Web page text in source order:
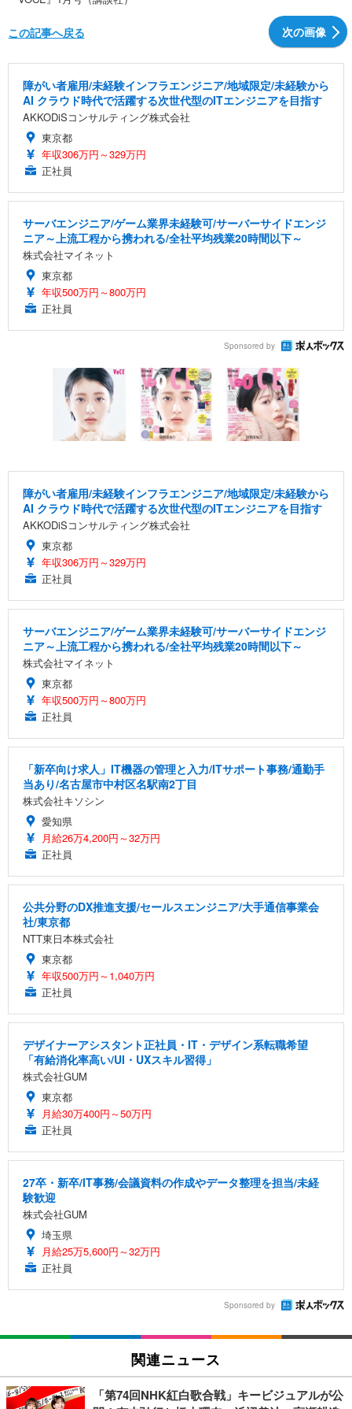
次の画像
この記事へ戻る
障がい者雇用/未経験インフラエンジニア/地域限定/未経験から
AI クラウド時代で活躍する次世代型のITエンジニアを目指す
AKKODiSコンサルティング株式会社
東京都
年収306万円～329万円
正社員
サーバエンジニア/ゲーム業界未経験可/サーバーサイドエンジ
ニア～上流工程から携われる/全社平均残業20時間以下～
株式会社マイネット
東京都
年収500万円～800万円
正社員
Sponsored by
障がい者雇用/未経験インフラエンジニア/地域限定/未経験から
AI クラウド時代で活躍する次世代型のITエンジニアを目指す
AKKODiSコンサルティング株式会社
東京都
年収306万円～329万円
正社員
サーバエンジニア/ゲーム業界未経験可/サーバーサイドエンジ
ニア～上流工程から携われる/全社平均残業20時間以下～
株式会社マイネット
東京都
年収500万円～800万円
正社員
「新卒向け求人」IT機器の管理と入力/ITサポート事務/通勤手
当あり/名古屋市中村区名駅南2丁目
株式会社キソシン
愛知県
月給26万4,200円～32万円
正社員
公共分野のDX推進支援/セールスエンジニア/大手通信事業会
社/東京都
NTT東日本株式会社
東京都
年収500万円～1,040万円
正社員
デザイナーアシスタント正社員・IT・デザイン系転職希望
「有給消化率高い/UI・UXスキル習得」
株式会社GUM
東京都
月給30万400円～50万円
正社員
27卒・新卒/IT事務/会議資料の作成やデータ整理を担当/未経
験歓迎
株式会社GUM
埼玉県
月給25万5,600円～32万円
正社員
Sponsored by
関連ニュース
「第74回NHK紅白歌合戦」キービジュアルが公